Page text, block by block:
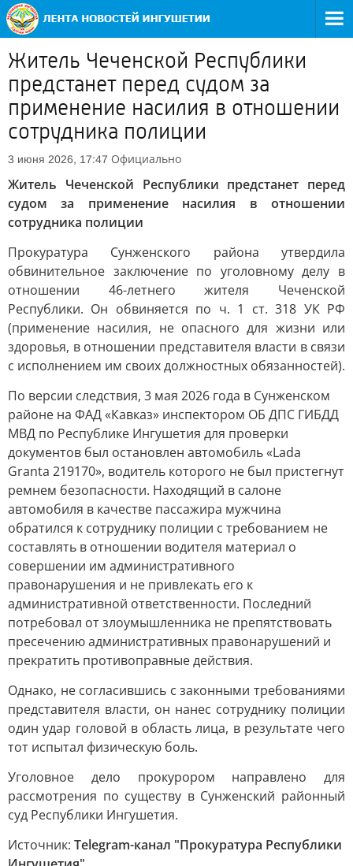
Житель Чеченской Республики
предстанет перед судом за
применение насилия в отношении
сотрудника полиции
3 июня 2026, 17:47 Официально
Житель Чеченской Республики предстанет перед
судом за применение насилия в отношении
сотрудника полиции
Прокуратура Сунженского района утвердила
обвинительное заключение по уголовному делу в
отношении 46-летнего жителя Чеченской
Республики. Он обвиняется по ч. 1 ст. 318 УК РФ
(применение насилия, не опасного для жизни или
здоровья, в отношении представителя власти в связи
с исполнением им своих должностных обязанностей).
По версии следствия, 3 мая 2026 года в Сунженском
районе на ФАД «Кавказ» инспектором ОБ ДПС ГИБДД
МВД по Республике Ингушетия для проверки
документов был остановлен автомобиль «Lada
Granta 219170», водитель которого не был пристегнут
ремнем безопасности. Находящий в салоне
автомобиля в качестве пассажира мужчина
обратился к сотруднику полиции с требованием не
составлять в отношении водителя материал о
совершении им административного
правонарушения и не привлекать его к
административной ответственности. Последний
потребовал от злоумышленника не препятствовать
пресечению административных правонарушений и
прекратить противоправные действия.
Однако, не согласившись с законными требованиями
представителя власти, он нанес сотруднику полиции
один удар головой в область лица, в результате чего
тот испытал физическую боль.
Уголовное дело прокурором направлено для
рассмотрения по существу в Сунженский районный
суд Республики Ингушетия.
Источник: Telegram-канал "Прокуратура Республики